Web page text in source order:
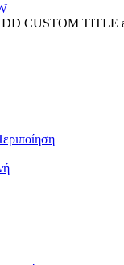
CUSTOM TITLE